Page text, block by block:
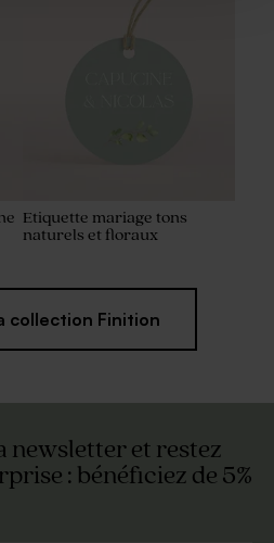
Etiquette mariage tons
naturels et floraux
collection Finition
newsletter et restez
: bénéficiez de 5%